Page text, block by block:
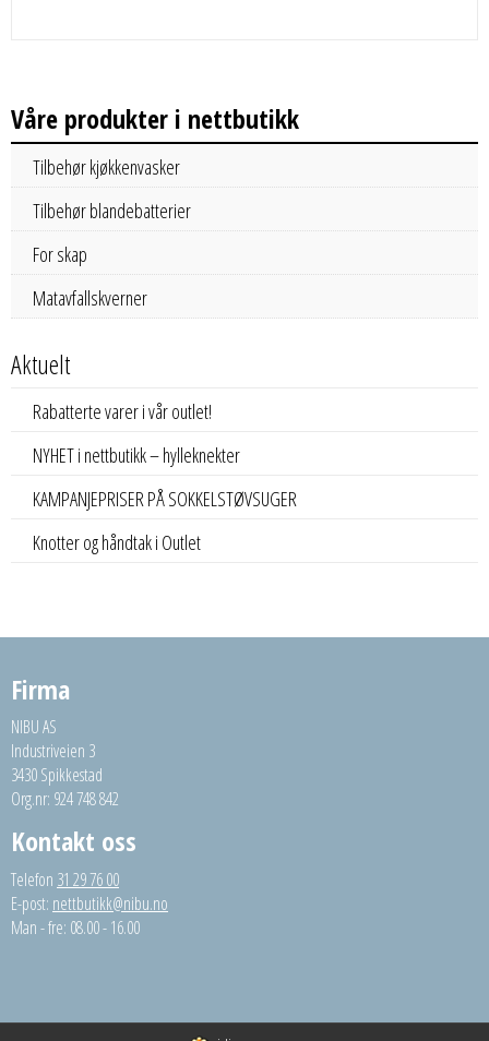
Våre produkter i nettbutikk
Tilbehør kjøkkenvasker
Tilbehør blandebatterier
For skap
Matavfallskverner
Aktuelt
Rabatterte varer i vår outlet!
NYHET i nettbutikk – hylleknekter
KAMPANJEPRISER PÅ SOKKELSTØVSUGER
Knotter og håndtak i Outlet
Firma
NIBU AS
Industriveien 3
3430 Spikkestad
Org.nr: 924 748 842
Kontakt oss
Telefon 31 29 76 00
E-post: nettbutikk@nibu.no
Man - fre: 08.00 - 16.00